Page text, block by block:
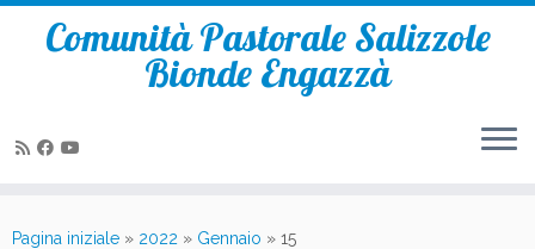
Comunità Pastorale Salizzole
Bionde Engazzà
Pagina iniziale » 2022 » Gennaio » 15